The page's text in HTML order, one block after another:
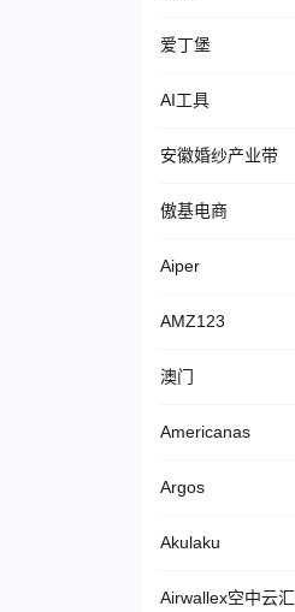
爱丁堡
AI工具
安徽婚纱产业带
傲基电商
Aiper
AMZ123
澳门
Americanas
Argos
Akulaku
Airwallex空中云汇